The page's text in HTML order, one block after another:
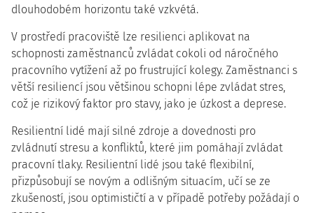
dlouhodobém horizontu také vzkvétá.
V prostředí pracoviště lze resilienci aplikovat na
schopnosti zaměstnanců zvládat cokoli od náročného
pracovního vytížení až po frustrující kolegy. Zaměstnanci s
větší resiliencí jsou většinou schopni lépe zvládat stres,
což je rizikový faktor pro stavy, jako je úzkost a deprese.
Resilientní lidé mají silné zdroje a dovednosti pro
zvládnutí stresu a konfliktů, které jim pomáhají zvládat
pracovní tlaky. Resilientní lidé jsou také flexibilní,
přizpůsobují se novým a odlišným situacím, učí se ze
zkušeností, jsou optimističtí a v případě potřeby požádají o